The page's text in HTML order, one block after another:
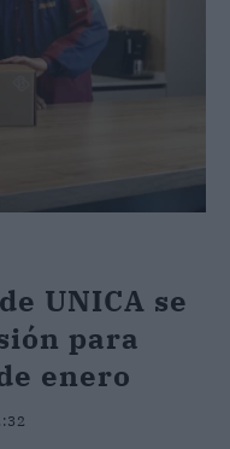
UNICA se
para
enero